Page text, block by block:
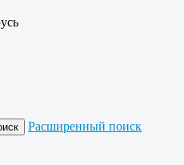
Расширенный поиск